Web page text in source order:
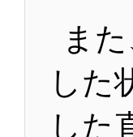
ま
した
した